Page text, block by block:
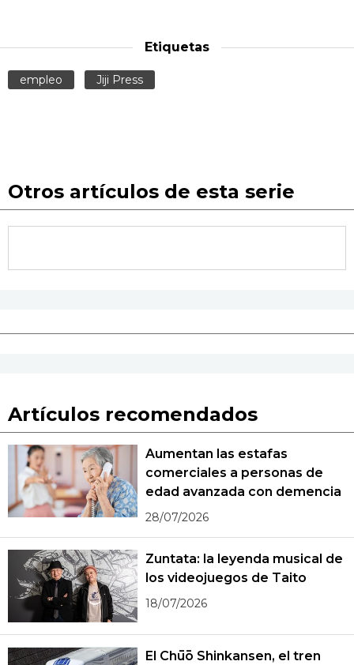
Etiquetas
empleo Jiji Press
Otros artículos de esta serie
Artículos recomendados
Aumentan las estafas
comerciales a personas de
edad avanzada con demencia
28/07/2026
Zuntata: la leyenda musical de
los videojuegos de Taito
18/07/2026
El Chūō Shinkansen, el tren